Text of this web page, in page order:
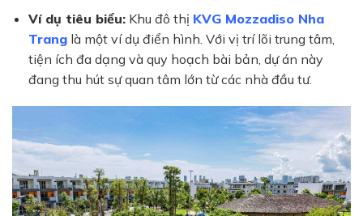
Ví dụ tiêu biểu: Khu đô thị KVG Mozzadiso Nha
Trang là một ví dụ điển hình. Với vị trí lõi trung tâm,
tiện ích đa dạng và quy hoạch bài bản, dự án này
đang thu hút sự quan tâm lớn từ các nhà đầu tư.